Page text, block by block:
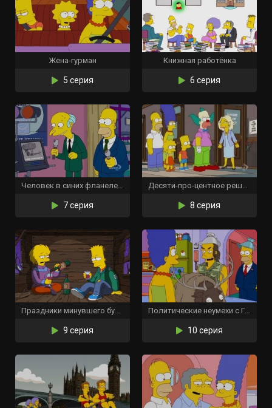
Жена-гурман
5 серия
Книжная работёнка
6 серия
Человек в синих фланелевых брюках
7 серия
Десяти-про-центное решение
8 серия
Праздники минувшего будущего
9 серия
Политические неумехи с Гомером Симпсоном
10 серия